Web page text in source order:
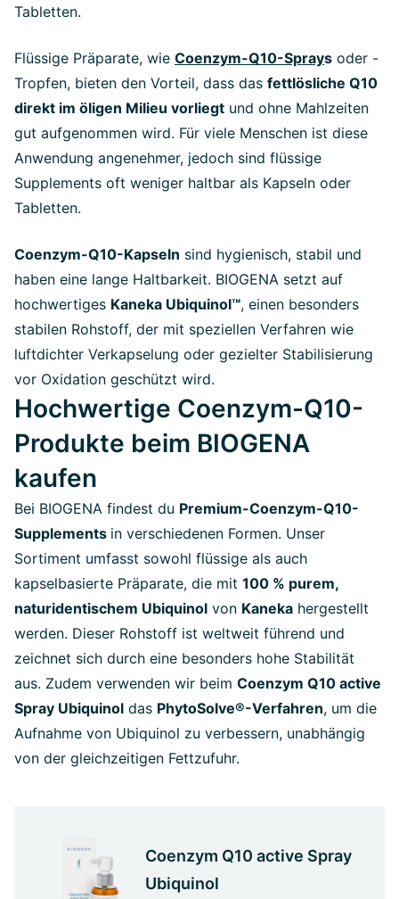
Tabletten.
Flüssige Präparate, wie Coenzym-Q10-Sprays oder -
Tropfen, bieten den Vorteil, dass das fettlösliche Q10
direkt im öligen Milieu vorliegt und ohne Mahlzeiten
gut aufgenommen wird. Für viele Menschen ist diese
Anwendung angenehmer, jedoch sind flüssige
Supplements oft weniger haltbar als Kapseln oder
Tabletten.
Coenzym-Q10-Kapseln sind hygienisch, stabil und
haben eine lange Haltbarkeit. BIOGENA setzt auf
hochwertiges Kaneka Ubiquinol™, einen besonders
stabilen Rohstoff, der mit speziellen Verfahren wie
luftdichter Verkapselung oder gezielter Stabilisierung
vor Oxidation geschützt wird.
Hochwertige Coenzym-Q10-
Produkte beim BIOGENA
kaufen
Bei BIOGENA findest du Premium-Coenzym-Q10-
Supplements in verschiedenen Formen. Unser
Sortiment umfasst sowohl flüssige als auch
kapselbasierte Präparate, die mit 100 % purem,
naturidentischem Ubiquinol von Kaneka hergestellt
werden. Dieser Rohstoff ist weltweit führend und
zeichnet sich durch eine besonders hohe Stabilität
aus. Zudem verwenden wir beim Coenzym Q10 active
Spray Ubiquinol das PhytoSolve®-Verfahren, um die
Aufnahme von Ubiquinol zu verbessern, unabhängig
von der gleichzeitigen Fettzufuhr.
Coenzym Q10 active Spray
Ubiquinol